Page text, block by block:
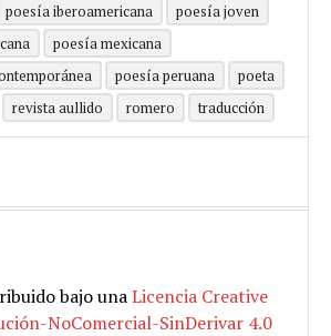
poesía iberoamericana
poesía joven
poesía mexicana
poesía peruana
poeta
revista aullido romero traducción
bajo unaLicencia Creative
NoComercial-SinDerivar 4.0